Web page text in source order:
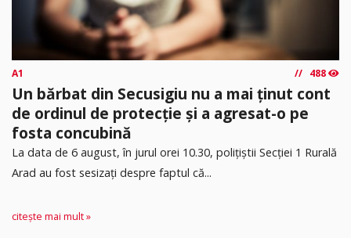
A1 488
Un bărbat din Secusigiu nu a mai ținut cont
de ordinul de protecție și a agresat-o pe
fosta concubină
​La data de 6 august, în jurul orei 10.30, polițiștii Secției 1 Rurală
Arad au fost sesizați despre faptul că...
citește mai mult »